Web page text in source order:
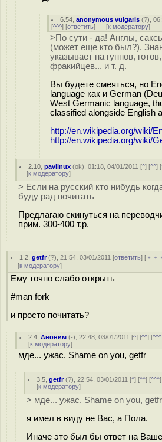
6.54 ,anonymous vulgaris (?),
[^^^] [ответить] [к модератору]
>По сути - да! Англы,
(может еще кто был?).
указывает на гуннов,
фракийцев... и т. д.
Вы будете смеяться, но
language как и German
West Germanic language,
classified alongside English
http://en.wikipedia.org/wiki/
http://en.wikipedia.org/wiki/
2.10 ,pavlinux (ok), 01:18, 04/01/2011 [^] [^^] [
[к модератору]
> Если на русский кто нибудь
буду рад почитать
Предлагаю скинуться на
прим. 300-400 т.р.
1.2 ,getfr(?), 21:54, 03/01/2011 [ответить] [
[к модератору]
Ему точно слабо открыть
#man fork
и просто почитать?
2.4 ,Аноним (-), 22:48, 03/01/2011 [^] [^^] [^^^
[к модератору]
мде... ужас. Shame on you, getfr
3.5 ,getfr(?), 22:54, 03/01/2011 [^] [^^] [^^^
[к модератору]
> мде... ужас. Shame on you, getfr
я имел в виду не Вас, а Пола.
Иначе это был бы ответ на